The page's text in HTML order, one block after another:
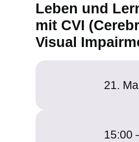
Leben und
mit CVI
Visual
21.
15:00